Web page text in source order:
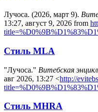
Лучоса. (2026, март 9).
13:27, август 9, 2026 from
Стиль MLA
"Лучоса." Витебская
авг 2026, 13:27 <http://
Стиль MHRA